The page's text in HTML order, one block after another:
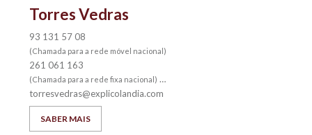
Torres Vedras
93 131 57 08
(Chamada para a rede móvel nacional)
261 061 163
(Chamada para a rede fixa nacional)
torresvedras@explicolandia.com
SABER MAIS